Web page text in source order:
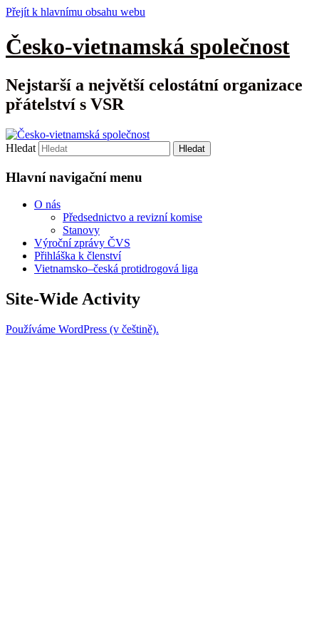
Přejít k hlavnímu obsahu webu
Česko-vietnamská společnost
Nejstarší a největší celostátní organizace
přátelství s VSR
Hledat
Hlavní navigační menu
O nás
Předsednictvo a revizní komise
Stanovy
Výroční zprávy ČVS
Přihláška k členství
Vietnamsko–česká protidrogová liga
Site-Wide Activity
Používáme WordPress (v češtině).